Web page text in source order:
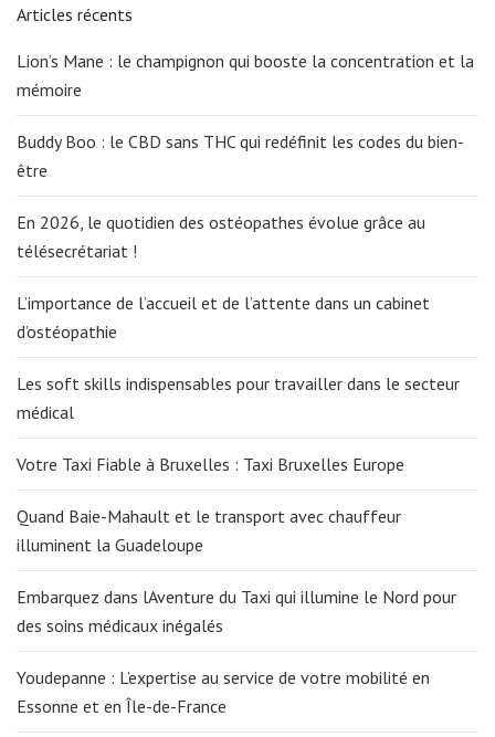
Articles récents
Lion’s Mane : le champignon qui booste la concentration et la
mémoire
Buddy Boo : le CBD sans THC qui redéfinit les codes du bien-
être
En 2026, le quotidien des ostéopathes évolue grâce au
télésecrétariat !
L’importance de l’accueil et de l’attente dans un cabinet
d’ostéopathie
Les soft skills indispensables pour travailler dans le secteur
médical
Votre Taxi Fiable à Bruxelles : Taxi Bruxelles Europe
Quand Baie-Mahault et le transport avec chauffeur
illuminent la Guadeloupe
Embarquez dans lAventure du Taxi qui illumine le Nord pour
des soins médicaux inégalés
Youdepanne : L’expertise au service de votre mobilité en
Essonne et en Île-de-France